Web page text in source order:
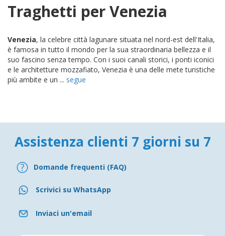
Traghetti per Venezia
Venezia, la celebre città lagunare situata nel nord-est dell'Italia,
è famosa in tutto il mondo per la sua straordinaria bellezza e il
suo fascino senza tempo. Con i suoi canali storici, i ponti iconici
e le architetture mozzafiato, Venezia è una delle mete turistiche
più ambite e un ... segue
Assistenza clienti 7 giorni su 7
Domande frequenti (FAQ)
Scrivici su WhatsApp
Inviaci un'email